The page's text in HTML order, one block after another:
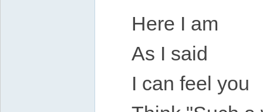
Here I am
As I said
I can feel you